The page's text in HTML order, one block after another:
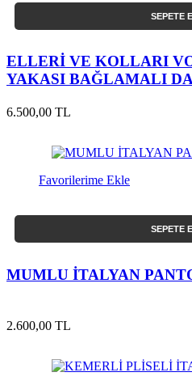
SEPETE
ELLERİ VE KOLLARI
YAKASI BAĞLAMALI
6.500,00 TL
Favorilerime Ekle
SEPETE
MUMLU İTALYAN
2.600,00 TL